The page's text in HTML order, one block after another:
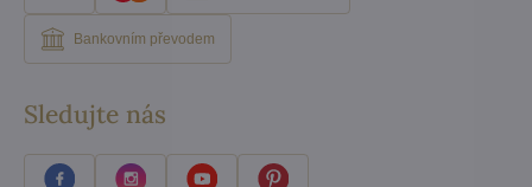
Bankovním převodem
Sledujte nás